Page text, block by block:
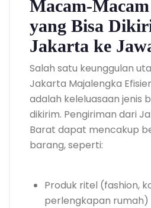
Macam-
yang Bisa
Jakarta ke
Salah satu keunggulan
Jakarta Majalengka
adalah keleluasaan jenis
dikirim. Pengiriman dari
Barat dapat mencakup
barang, seperti:
Produk ritel (fashion,
perlengkapan rumah)